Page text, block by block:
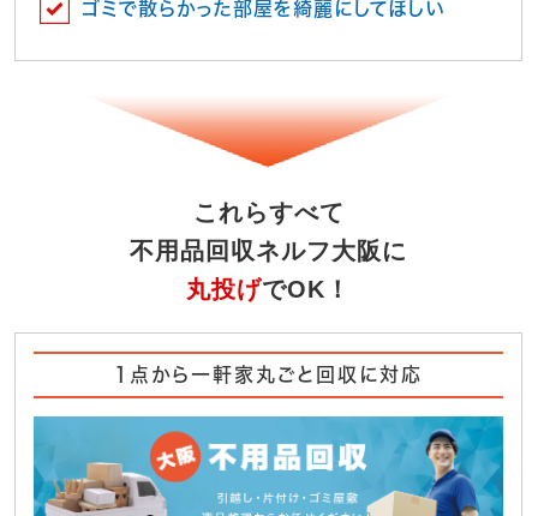
ゴミで散らかった部屋を綺麗にしてほしい
これらすべて
不用品回収ネルフ大阪に
丸投げでOK！
1点から一軒家丸ごと回収に対応